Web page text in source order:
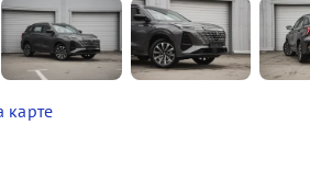
карте